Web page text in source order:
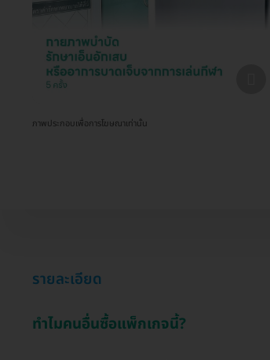
ภาพประกอบเพื่อการโฆษณาเท่านั้น
รายละเอียด
ทำไมคนอื่นซื้อแพ็กเกจนี้?